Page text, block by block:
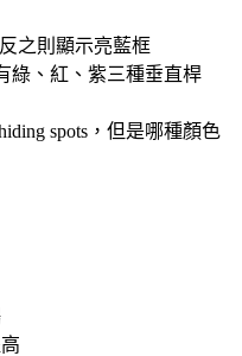
之則顯示亮藍框
綠、紅、紫三種垂直桿
spots，但是哪種顏色